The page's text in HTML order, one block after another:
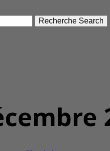
Recherche Search